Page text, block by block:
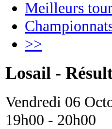
Meilleurs
>>
Losail -
Vendredi 06
19h00 - 20h00